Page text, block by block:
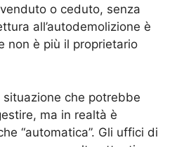
o ceduto, senza
all’autodemolizione è
non è più il proprietario
che potrebbe
ma in realtà è
“automatica”. Gli uffici di